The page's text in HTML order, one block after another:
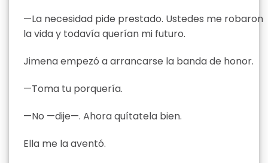
—La necesidad pide prestado. Ustedes me robaron
la vida y todavía querían mi futuro.
Jimena empezó a arrancarse la banda de honor.
—Toma tu porquería.
—No —dije—. Ahora quítatela bien.
Ella me la aventó.